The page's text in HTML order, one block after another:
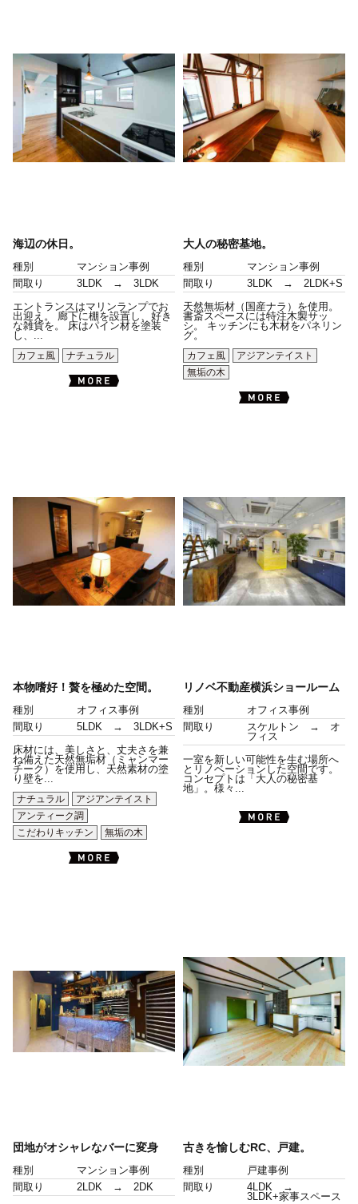
海辺の休日。
種別
マンション事例
間取り
3LDK → 3LDK
エントランスはマリンランプでお
出迎え。 廊下に棚を設置し、好き
な雑貨を。 床はパイン材を塗装
し、...
カフェ風
ナチュラル
大人の秘密基地。
種別
マンション事例
間取り
3LDK → 2LDK+S
天然無垢材（国産ナラ）を使用。
書斎スペースには特注木製サッ
シ。 キッチンにも木材をパネリン
グ。
カフェ風
アジアンテイスト
無垢の木
本物嗜好！贅を極めた空間。
種別
オフィス事例
間取り
5LDK → 3LDK+S
床材には、美しさと、丈夫さを兼
ね備えた天然無垢材（ミャンマー
チーク）を使用し、天然素材の塗
り壁を...
ナチュラル
アジアンテイスト
アンティーク調
こだわりキッチン
無垢の木
リノベ不動産横浜ショールーム
種別
オフィス事例
間取り
スケルトン → オ
フィス
一室を新しい可能性を生む場所へ
とリノベーションした空間です。
コンセプトは「大人の秘密基
地」。様々...
団地がオシャレなバーに変身
種別
マンション事例
間取り
2LDK → 2DK
古きを愉しむRC、戸建。
種別
戸建事例
間取り
4LDK →
3LDK+家事スペース